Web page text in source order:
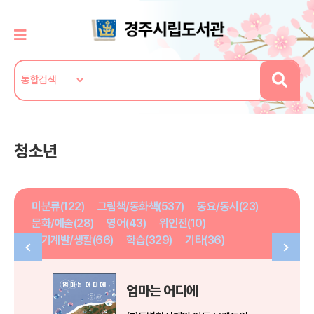
청소년
미분류(122) 그림책/동화책(537)
동요/동시(23)
문화/예술(28)
영어(43)
위인전(10)
자기계발/생활(66)
학습(329) 기타(36)
엄마는 어디에